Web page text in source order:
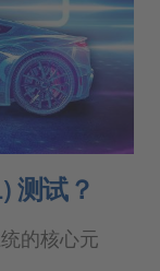
测试？
的核心元